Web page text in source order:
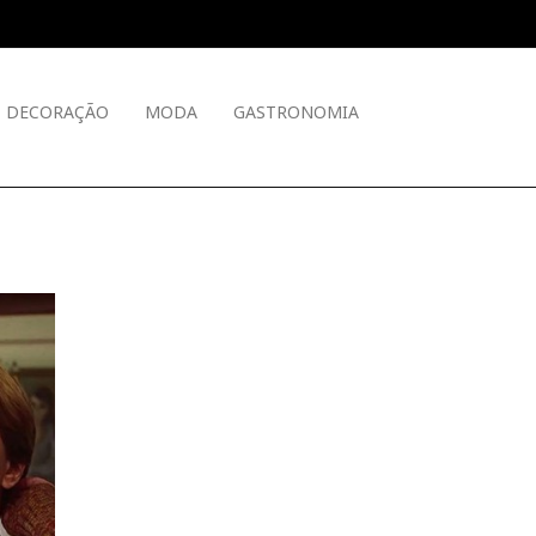
DECORAÇÃO MODA GASTRONOMIA